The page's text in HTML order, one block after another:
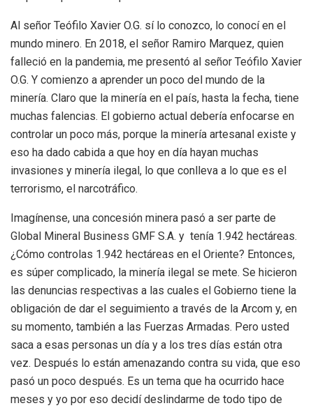
Al señor Teófilo Xavier O.G. sí lo conozco, lo conocí en el
mundo minero. En 2018, el señor Ramiro Marquez, quien
falleció en la pandemia, me presentó al señor Teófilo Xavier
O.G. Y comienzo a aprender un poco del mundo de la
minería. Claro que la minería en el país, hasta la fecha, tiene
muchas falencias. El gobierno actual debería enfocarse en
controlar un poco más, porque la minería artesanal existe y
eso ha dado cabida a que hoy en día hayan muchas
invasiones y minería ilegal, lo que conlleva a lo que es el
terrorismo, el narcotráfico.
Imagínense, una concesión minera pasó a ser parte de
Global Mineral Business GMF S.A. y tenía 1.942 hectáreas.
¿Cómo controlas 1.942 hectáreas en el Oriente? Entonces,
es súper complicado, la minería ilegal se mete. Se hicieron
las denuncias respectivas a las cuales el Gobierno tiene la
obligación de dar el seguimiento a través de la Arcom y, en
su momento, también a las Fuerzas Armadas. Pero usted
saca a esas personas un día y a los tres días están otra
vez. Después lo están amenazando contra su vida, que eso
pasó un poco después. Es un tema que ha ocurrido hace
meses y yo por eso decidí deslindarme de todo tipo de